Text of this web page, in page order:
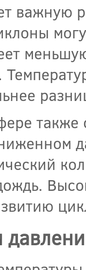
важную
также